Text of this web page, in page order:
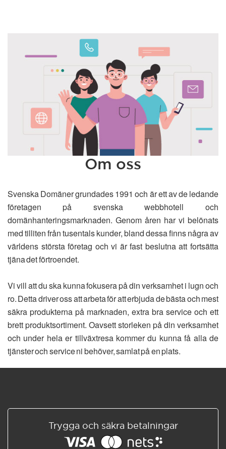
Om oss
Svenska Domäner grundades 1991 och är ett av de ledande
företagen på svenska webbhotell och
domänhanteringsmarknaden. Genom åren har vi belönats
med tilliten från tusentals kunder, bland dessa finns några av
världens största företag och vi är fast beslutna att fortsätta
tjäna det förtroendet.
Vi vill att du ska kunna fokusera på din verksamhet i lugn och
ro. Detta driver oss att arbeta för att erbjuda de bästa och mest
säkra produkterna på marknaden, extra bra service och ett
brett produktsortiment. Oavsett storleken på din verksamhet
och under hela er tillväxtresa kommer du kunna få alla de
tjänster och service ni behöver, samlat på en plats.
Trygga och säkra betalningar